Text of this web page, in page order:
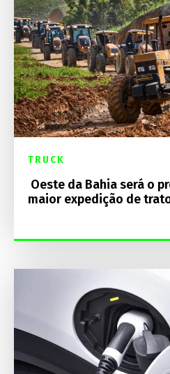
TRUCK
Oeste da Bahia será o
maior expedição de